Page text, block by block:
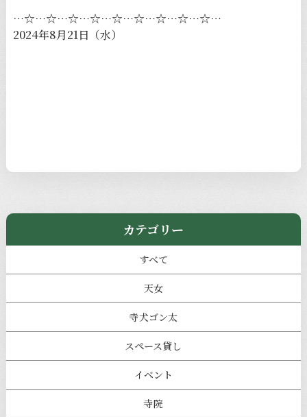
…☆…☆…☆…☆…☆…☆…☆…☆…☆…
2024年8月21日（水）
カテゴリー
すべて
天女
寺犬ゴン太
スペース貸し
イベント
寺院